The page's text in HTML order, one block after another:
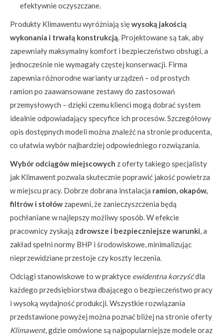
efektywnie oczyszczane.
Produkty Klimawentu wyróżniają sięwysoką jakością
wykonania i trwałą konstrukcją . Projektowane są tak, aby
zapewniały maksymalny komfort i bezpieczeństwo obsługi, a
jednocześnie nie wymagały częstej konserwacji. Firma
zapewnia różnorodne warianty urządzeń – od prostych
ramion po zaawansowane zestawy do zastosowań
przemysłowych – dzięki czemu klienci mogą dobrać system
idealnie odpowiadający specyfice ich procesów. Szczegółowy
opis dostępnych modeli można znaleźć na stronie producenta,
co ułatwia wybór najbardziej odpowiedniego rozwiązania.
Wybór odciągów miejscowych z oferty takiego specjalisty
jak Klimawent pozwala skutecznie poprawić jakość powietrza
w miejscu pracy. Dobrze dobrana instalacja ramion, okapów,
filtrów i stołów zapewni, że zanieczyszczenia będą
pochłaniane w najlepszy możliwy sposób. W efekcie
pracownicy zyskają zdrowsze i bezpieczniejsze warunki , a
zakład spełni normy BHP i środowiskowe, minimalizując
nieprzewidziane przestoje czy koszty leczenia.
Odciągi stanowiskowe to w praktyce ewidentna korzyśćdla
każdego przedsiębiorstwa dbającego o bezpieczeństwo pracy
i wysoką wydajność produkcji. Wszystkie rozwiązania
przedstawione powyżej można poznać bliżej na stronie oferty
Klimawent, gdzie omówione są najpopularniejsze modele oraz